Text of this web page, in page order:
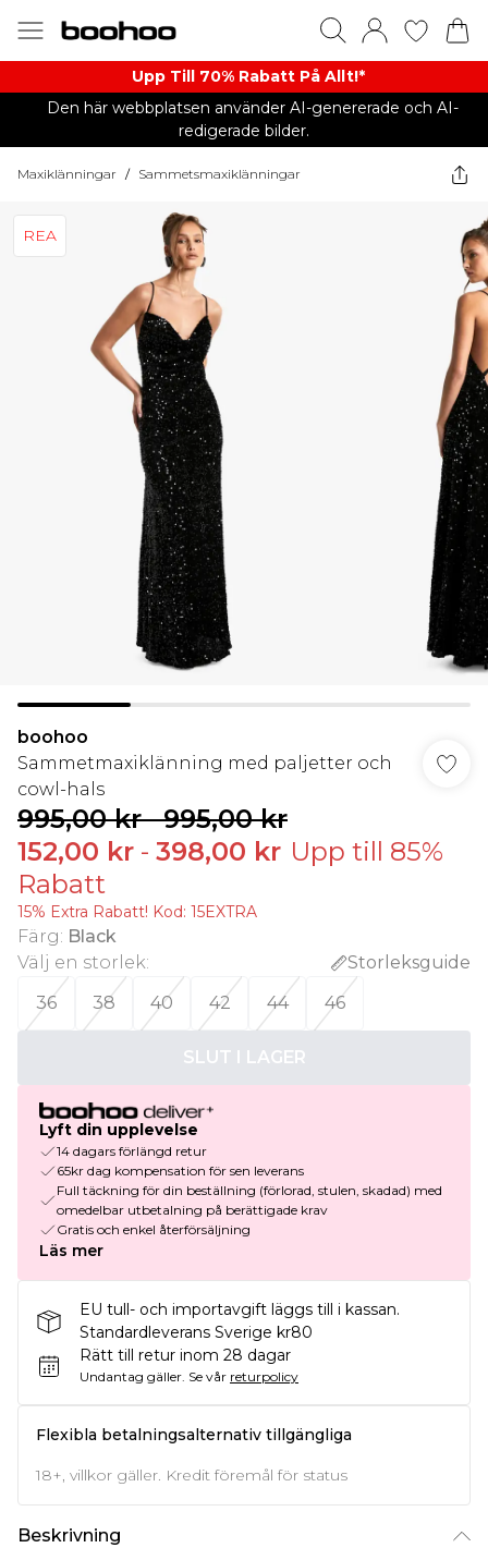
Upp Till 70% Rabatt På Allt!*
Den här webbplatsen använder AI-genererade och AI-
redigerade bilder.
Maxiklänningar / Sammetsmaxiklänningar
REA
boohoo
Sammetmaxiklänning med paljetter och
cowl-hals
995,00 kr-995,00 kr
152,00 kr - 398,00 kr Upp till 85%
Rabatt
15% Extra Rabatt! Kod: 15EXTRA
Färg: Black
Välj en storlek:
Storleksguide
36
38 40 42 44 46
SLUT I LAGER
Lyft din upplevelse
14 dagars förlängd retur
65kr dag kompensation för sen leverans
Full täckning för din beställning (förlorad, stulen, skadad) med
omedelbar utbetalning på berättigade krav
Gratis och enkel återförsäljning
Läs mer
EU tull- och importavgift läggs till i kassan.
Standardleverans Sverige kr80
Rätt till retur inom 28 dagar
Undantag gäller. Se vår returpolicy
Flexibla betalningsalternativ tillgängliga
18+, villkor gäller. Kredit föremål för status
Beskrivning